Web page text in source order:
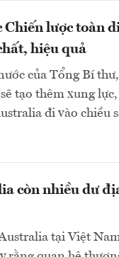
lược toàn
hiệu quả
của Tổng Bí
tạo thêm xung
đi vào chiều
còn nhiều dư
tại Việt